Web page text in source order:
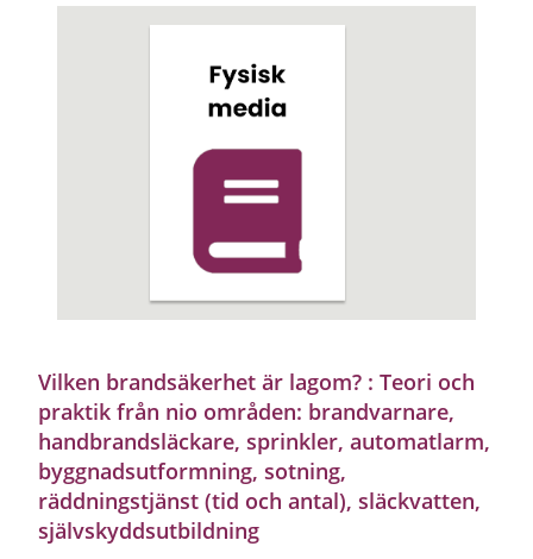
Vilken brandsäkerhet är lagom? : Teori och
praktik från nio områden: brandvarnare,
handbrandsläckare, sprinkler, automatlarm,
byggnadsutformning, sotning,
räddningstjänst (tid och antal), släckvatten,
självskyddsutbildning